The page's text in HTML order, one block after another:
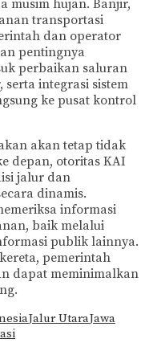
musim hujan. Banjir,
transportasi
dan operator
pentingnya
perbaikan saluran
integrasi sistem
ke pusat kontrol
akan tetap tidak
depan, otoritas KAI
jalur dan
dinamis.
informasi
baik melalui
publik lainnya.
pemerintah
dapat meminimalkan
Jalur UtaraJawa